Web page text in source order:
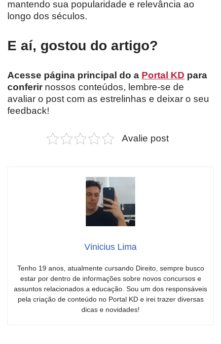
mantendo sua popularidade e relevância ao
longo dos séculos.
E aí, gostou do artigo?
Acesse página principal do a Portal KD para
conferirnossos conteúdos, lembre-se de
avaliar o post com as estrelinhas e deixar o seu
feedback!
Avalie post
Vinicius Lima
Tenho 19 anos, atualmente cursando Direito, sempre busco
estar por dentro de informações sobre novos concursos e
assuntos relacionados a educação. Sou um dos responsáveis
pela criação de conteúdo no Portal KD e irei trazer diversas
dicas e novidades!